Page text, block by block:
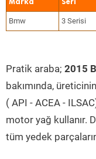
Bmw 3 Serisi
Pratik araba; 2015
bakımında,
( API - ACEA -
motor yağ kullanır.
tüm yedek